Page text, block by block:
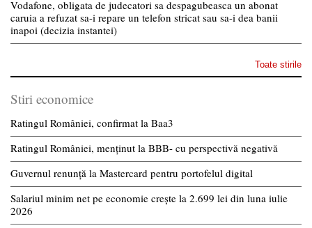
Vodafone, obligata de judecatori sa despagubeasca un abonat
caruia a refuzat sa-i repare un telefon stricat sau sa-i dea banii
inapoi (decizia instantei)
Toate stirile
Stiri economice
Ratingul României, confirmat la Baa3
Ratingul României, menținut la BBB- cu perspectivă negativă
Guvernul renunță la Mastercard pentru portofelul digital
Salariul minim net pe economie crește la 2.699 lei din luna iulie
2026